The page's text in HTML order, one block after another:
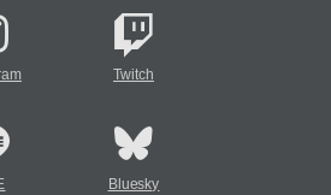
Twitch
Bluesky